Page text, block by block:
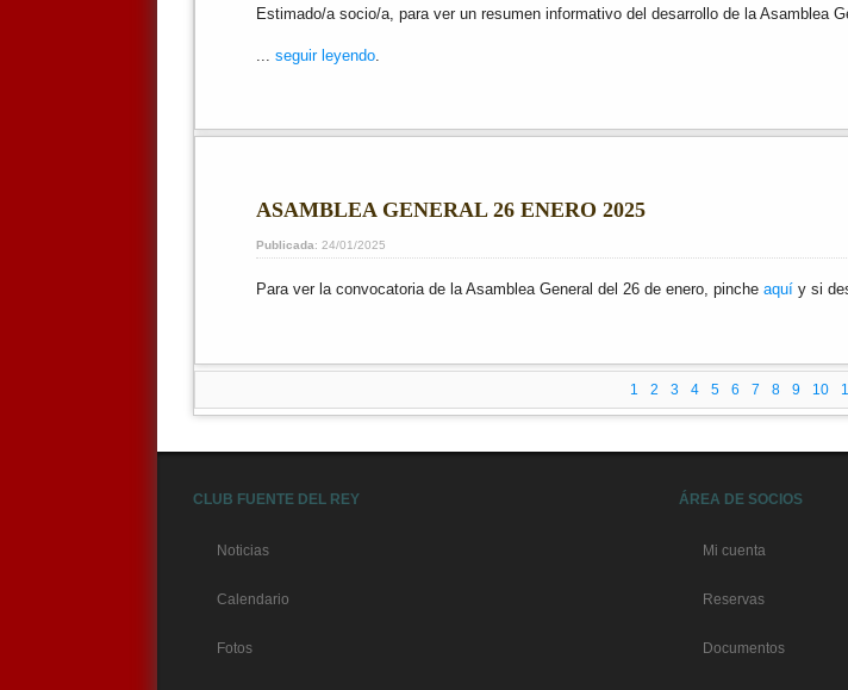
Estimado/a socio/a, para ver un resumen informativo del desarrollo de la Asamblea
seguir leyendo.
ASAMBLEA GENERAL 26 ENERO 2025
Publicada: 24/01/2025
Para ver la convocatoria de la Asamblea General del 26 de enero, pincheaquí y si
1 2 3 4 5 6 7 8 9 10
CLUB FUENTE DEL REY
Noticias
Calendario
Fotos
ÁREA DE SOCIOS
Mi cuenta
Reservas
Documentos